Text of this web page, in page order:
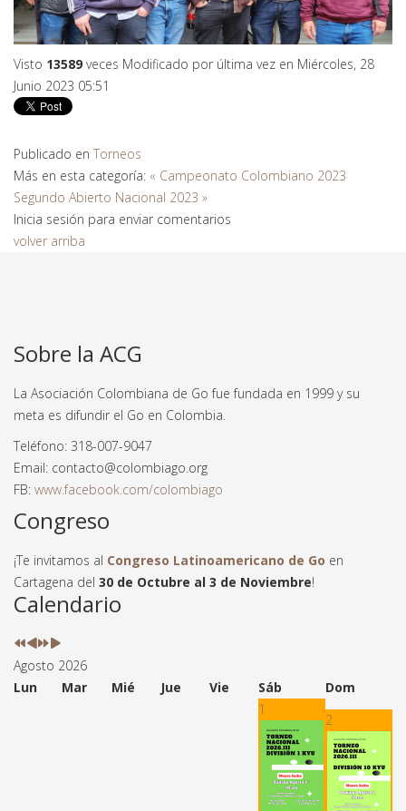
Visto 13589 veces Modificado por última vez en Miércoles, 28
Junio 2023 05:51
Publicado en Torneos
Más en esta categoría: « Campeonato Colombiano 2023
Segundo Abierto Nacional 2023 »
Inicia sesión para enviar comentarios
volver arriba
Sobre la ACG
La Asociación Colombiana de Go fue fundada en 1999 y su
meta es difundir el Go en Colombia.
Teléfono: 318-007-9047
Email: contacto@colombiago.org
FB: www.facebook.com/colombiago
Congreso
¡Te invitamos al Congreso Latinoamericano de Go en
Cartagena del 30 de Octubre al 3 de Noviembre!
Calendario
Año
anterior
Mes
anterior
Próximo
año
Próximo
mes
Agosto 2026
Lun
Mar Mié Jue Vie Sáb
Dom
1
2